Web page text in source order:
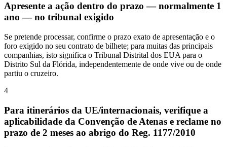
Apresente a ação dentro do prazo — normalmente 1
ano — no tribunal exigido
Se pretende processar, confirme o prazo exato de apresentação e o
foro exigido no seu contrato de bilhete; para muitas das principais
companhias, isto significa o Tribunal Distrital dos EUA para o
Distrito Sul da Flórida, independentemente de onde vive ou de onde
partiu o cruzeiro.
4
Para itinerários da UE/internacionais, verifique a
aplicabilidade da Convenção de Atenas e reclame no
prazo de 2 meses ao abrigo do Reg. 1177/2010